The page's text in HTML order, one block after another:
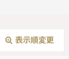
表示順変更